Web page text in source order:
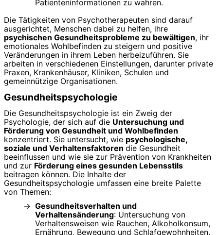
Patienteninformationen zu wahren.
Die Tätigkeiten von Psychotherapeuten sind darauf
ausgerichtet, Menschen dabei zu helfen, ihre
psychischen Gesundheitsprobleme zu bewältigen, ihr
emotionales Wohlbefinden zu steigern und positive
Veränderungen in ihrem Leben herbeizuführen. Sie
arbeiten in verschiedenen Einstellungen, darunter private
Praxen, Krankenhäuser, Kliniken, Schulen und
gemeinnützige Organisationen.
Gesundheitspsychologie
Die Gesundheitspsychologie ist ein Zweig der
Psychologie, der sich auf die Untersuchung und
Förderung von Gesundheit und Wohlbefinden
konzentriert. Sie untersucht, wie psychologische,
soziale und Verhaltensfaktoren die Gesundheit
beeinflussen und wie sie zur Prävention von Krankheiten
und zur Förderung eines gesunden Lebensstils
beitragen können. Die Inhalte der
Gesundheitspsychologie umfassen eine breite Palette
von Themen:
Gesundheitsverhalten und
Verhaltensänderung: Untersuchung von
Verhaltensweisen wie Rauchen, Alkoholkonsum,
Ernährung, Bewegung und Schlafgewohnheiten.